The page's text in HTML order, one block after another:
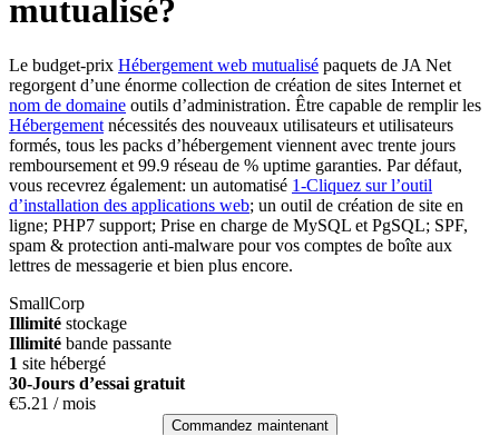
mutualisé?
Le budget-prix Hébergement web mutualisé paquets de JA Net
regorgent d’une énorme collection de création de sites Internet et
nom de domaine outils d’administration. Être capable de remplir les
Hébergement nécessités des nouveaux utilisateurs et utilisateurs
formés, tous les packs d’hébergement viennent avec trente jours
remboursement et 99.9 réseau de % uptime garanties. Par défaut,
vous recevrez également: un automatisé 1-Cliquez sur l’outil
d’installation des applications web; un outil de création de site en
ligne; PHP7 support; Prise en charge de MySQL et PgSQL; SPF,
spam & protection anti-malware pour vos comptes de boîte aux
lettres de messagerie et bien plus encore.
SmallCorp
Illimité stockage
Illimité bande passante
1 site hébergé
30-Jours d’essai gratuit
€5.21 / mois
Commandez maintenant